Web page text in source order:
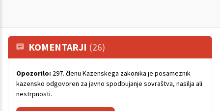
KOMENTARJI (26)
Opozorilo: 297. členu Kazenskega zakonika je posameznik
kazensko odgovoren za javno spodbujanje sovraštva, nasilja ali
nestrpnosti.